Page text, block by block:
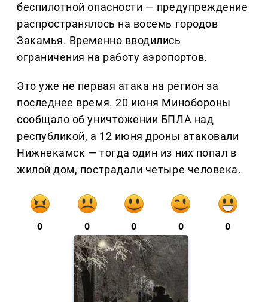
беспилотной опасности — предупреждение
распространялось на восемь городов
Закамья. Временно вводились
ограничения на работу аэропортов.
Это уже не первая атака на регион за
последнее время. 20 июня Минобороны
сообщало об уничтожении БПЛА над
республикой, а 12 июня дроны атаковали
Нижнекамск — тогда один из них попал в
жилой дом, пострадали четыре человека.
0 0 0 0 0